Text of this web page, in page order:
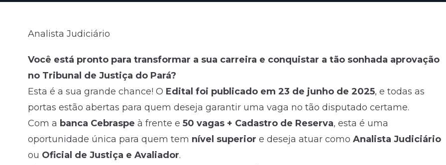
Analista Judiciário
Você está pronto para transformar a sua carreira e conquistar a tão sonhada aprovação
no Tribunal de Justiça do Pará?
Esta é a sua grande chance! O Edital foi publicado em 23 de junho de 2025, e todas as
portas estão abertas para quem deseja garantir uma vaga no tão disputado certame.
Com a banca Cebraspe à frente e 50 vagas + Cadastro de Reserva, esta é uma
oportunidade única para quem tem nível superior e deseja atuar como Analista Judiciário
ou Oficial de Justiça e Avaliador.